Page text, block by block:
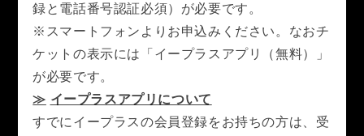
録と電話番号認証必須）が必要です。
※スマートフォンよりお申込みください。なおチ
ケットの表示には「イープラスアプリ（無料）」
が必要です。
≫ イープラスアプリについて
すでにイープラスの会員登録をお持ちの方は、受